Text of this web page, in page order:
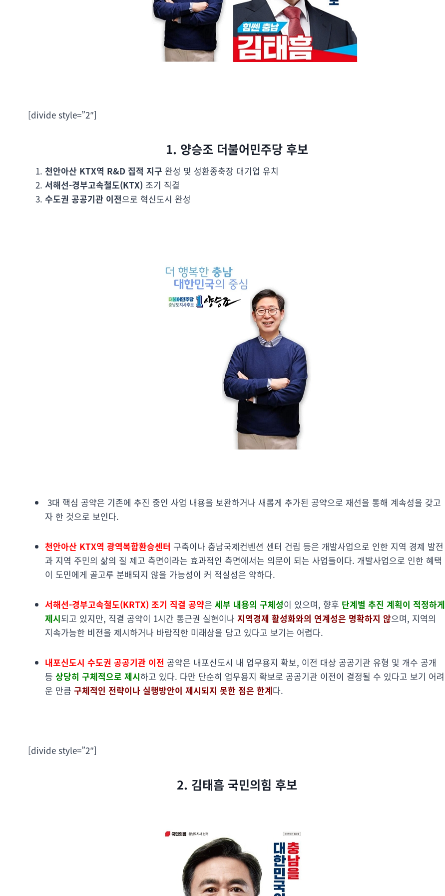
[divide style=”2″]
1. 양승조 더불어민주당 후보
천안아산 KTX역 R&D 집적 지구 완성 및 성환종축장 대기업 유치
서해선-경부고속철도(KTX) 조기 직결
수도권 공공기관 이전으로 혁신도시 완성
3대 핵심 공약은 기존에 추진 중인 사업 내용을 보완하거나 새롭게 추가된 공약으로 재선을 통해 계속성을 갖고
자 한 것으로 보인다.
천안아산 KTX역 광역복합환승센터 구축이나 충남국제컨벤션 센터 건립 등은 개발사업으로 인한 지역 경제 발전
과 지역 주민의 삶의 질 제고 측면이라는 효과적인 측면에서는 의문이 되는 사업들이다. 개발사업으로 인한 혜택
이 도민에게 골고루 분배되지 않을 가능성이 커 적실성은 약하다.
서해선-경부고속철도(KRTX) 조기 직결 공약은 세부 내용의 구체성이 있으며, 향후 단계별 추진 계획이 적정하게
제시되고 있지만, 직결 공약이 1시간 통근권 실현이나 지역경제 활성화와의 연계성은 명확하지 않으며, 지역의
지속가능한 비전을 제시하거나 바람직한 미래상을 담고 있다고 보기는 어렵다.
내포신도시 수도권 공공기관 이전 공약은 내포신도시 내 업무용지 확보, 이전 대상 공공기관 유형 및 개수 공개
등 상당히 구체적으로 제시하고 있다. 다만 단순히 업무용지 확보로 공공기관 이전이 결정될 수 있다고 보기 어려
운 만큼 구체적인 전략이나 실행방안이 제시되지 못한 점은 한계다.
[divide style=”2″]
2. 김태흠 국민의힘 후보